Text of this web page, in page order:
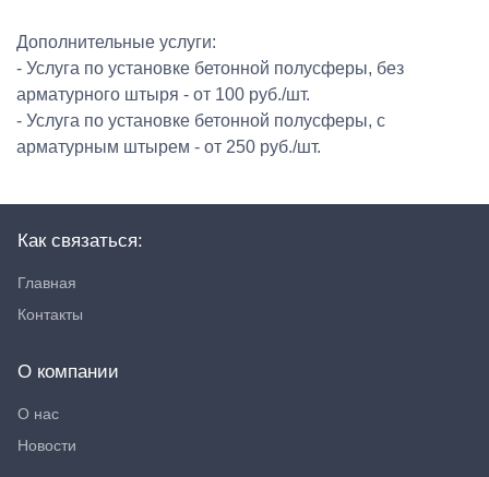
Дополнительные услуги:
- Услуга по установке бетонной полусферы, без
арматурного штыря - от 100 руб./шт.
- Услуга по установке бетонной полусферы, с
арматурным штырем - от 250 руб./шт.
Как связаться:
Главная
Контакты
О компании
О нас
Новости